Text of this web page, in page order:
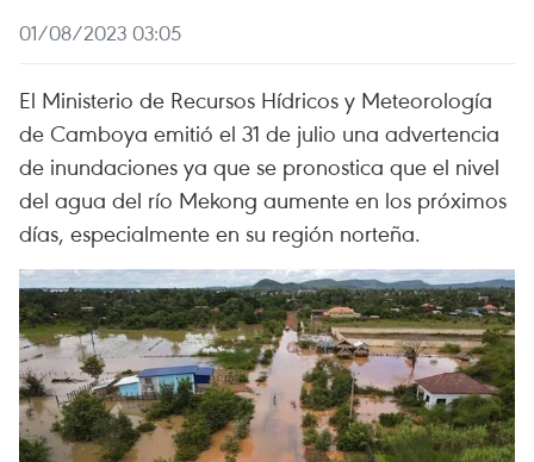
01/08/2023 03:05
El Ministerio de Recursos Hídricos y Meteorología
de Camboya emitió el 31 de julio una advertencia
de inundaciones ya que se pronostica que el nivel
del agua del río Mekong aumente en los próximos
días, especialmente en su región norteña.